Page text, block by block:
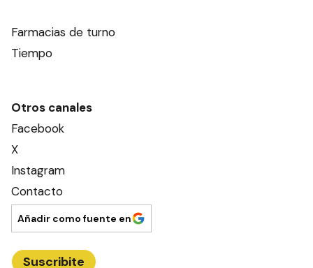
Farmacias de turno
Tiempo
Otros canales
Facebook
X
Instagram
Contacto
Añadir como fuente en
Suscribite